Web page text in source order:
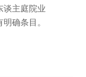
谈主庭院业
确条目。